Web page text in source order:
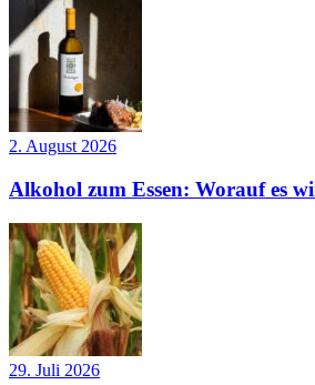
2. August 2026
Alkohol zum Essen: Worauf es
29. Juli 2026